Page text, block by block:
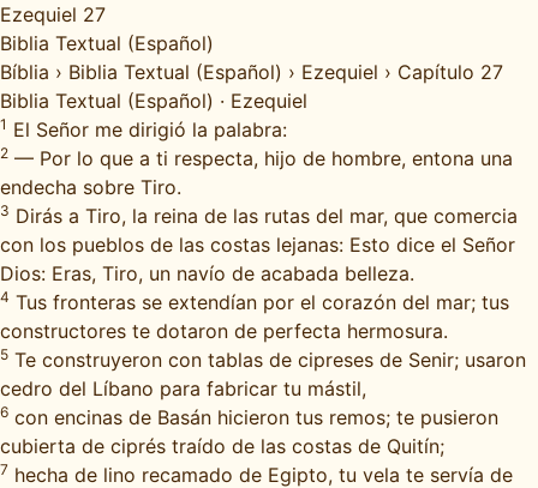
Ezequiel 27
Biblia Textual (Español)
Bíblia › Biblia Textual (Español) › Ezequiel › Capítulo 27
Biblia Textual (Español) · Ezequiel
1 El Señor me dirigió la palabra:
2 — Por lo que a ti respecta, hijo de hombre, entona una
endecha sobre Tiro.
3 Dirás a Tiro, la reina de las rutas del mar, que comercia
con los pueblos de las costas lejanas: Esto dice el Señor
Dios: Eras, Tiro, un navío de acabada belleza.
4 Tus fronteras se extendían por el corazón del mar; tus
constructores te dotaron de perfecta hermosura.
5 Te construyeron con tablas de cipreses de Senir; usaron
cedro del Líbano para fabricar tu mástil,
6 con encinas de Basán hicieron tus remos; te pusieron
cubierta de ciprés traído de las costas de Quitín;
7 hecha de lino recamado de Egipto, tu vela te servía de